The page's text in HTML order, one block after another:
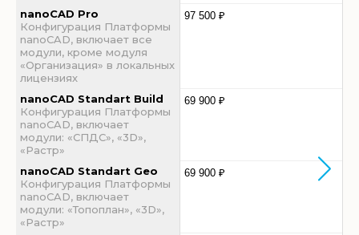
nanoCAD Pro
Конфигурация Платформы
nanoCAD, включает все
модули, кроме модуля
«Организация» в локальных
лицензиях
nanoCAD Standart Build
Конфигурация Платформы
nanoCAD, включает
модули: «СПДС», «3D»,
«Растр»
nanoCAD Standart Geo
Конфигурация Платформы
nanoCAD, включает
модули: «Топоплан», «3D»,
«Растр»
97 500 ₽
69 900 ₽
69 900 ₽